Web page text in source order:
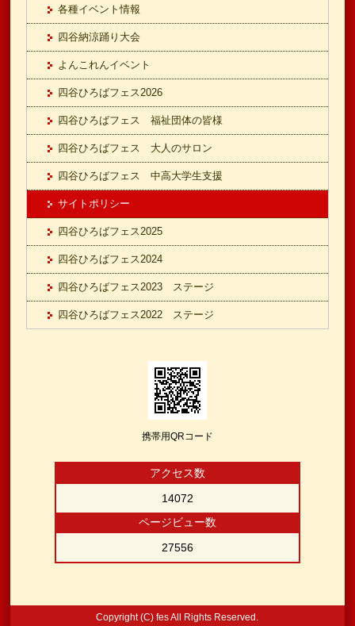
各種イベント情報
四谷納涼踊り大会
よんこれんイベント
四谷ひろばフェス2026
四谷ひろばフェス 福祉団体の皆様
四谷ひろばフェス 大人のサロン
四谷ひろばフェス 中高大学生支援
サイトポリシー
四谷ひろばフェス2025
四谷ひろばフェス2024
四谷ひろばフェス2023 ステージ
四谷ひろばフェス2022 ステージ
携帯用QRコード
アクセス数
14072
ページビュー数
27556
Copyright (C) fes All Rights Reserved.